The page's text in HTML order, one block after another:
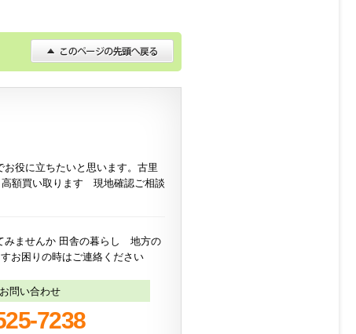
役に立ちたいと思います。古里
額買い取ります 現地確認ご相談
ませんか 田舎の暮らし 地方の
お困りの時はご連絡ください
問い合わせ
7238